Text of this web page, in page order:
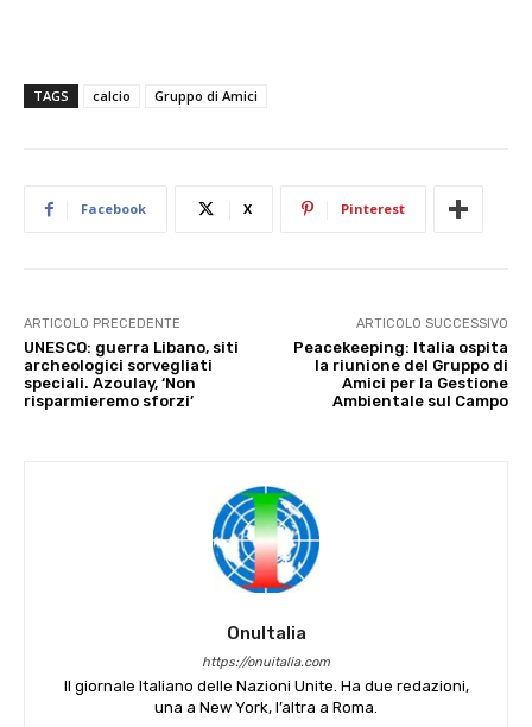
TAGS calcio Gruppo di Amici
Facebook X Pinterest
ARTICOLO PRECEDENTE
UNESCO: guerra Libano, siti
archeologici sorvegliati
speciali. Azoulay, ‘Non
risparmieremo sforzi’
ARTICOLO SUCCESSIVO
Peacekeeping: Italia ospita
la riunione del Gruppo di
Amici per la Gestione
Ambientale sul Campo
OnuItalia
https://onuitalia.com
Il giornale Italiano delle Nazioni Unite. Ha due redazioni,
una a New York, l’altra a Roma.